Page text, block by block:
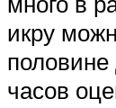
икру
половине
часов